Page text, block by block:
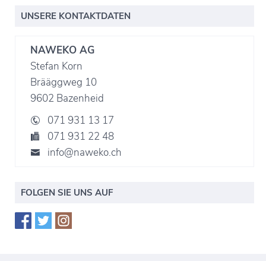
UNSERE KONTAKTDATEN
NAWEKO AG
Stefan Korn
Brääggweg 10
9602 Bazenheid
071 931 13 17
071 931 22 48
info@naweko.ch
FOLGEN SIE UNS AUF